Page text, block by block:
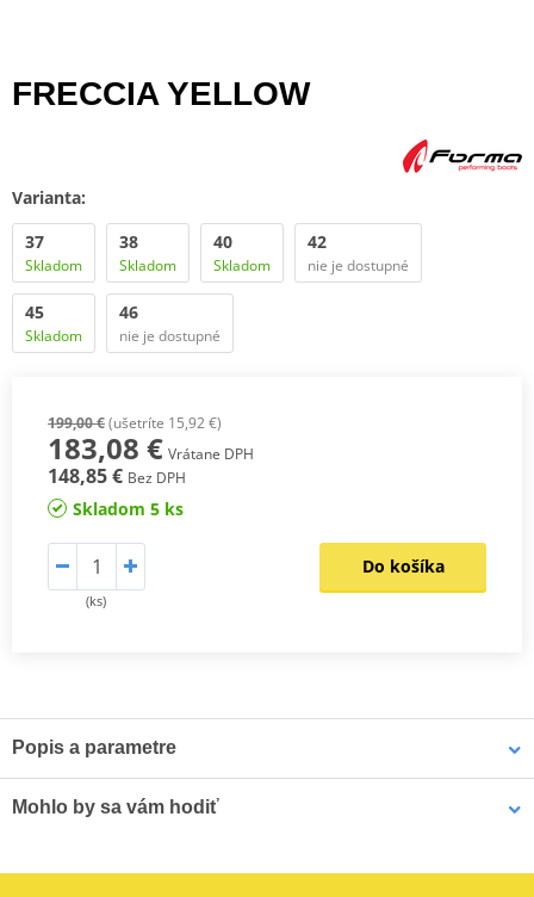
FRECCIA YELLOW
Varianta:
37
Skladom
38
Skladom
40
Skladom
42
nie je dostupné
45
Skladom
46
nie je dostupné
199,00 €(ušetríte 15,92 €)
183,08 € Vrátane DPH
148,85 € Bez DPH
Skladom 5 ks
(ks)
Do košíka
Popis a parametre
Mohlo by sa vám hodiť